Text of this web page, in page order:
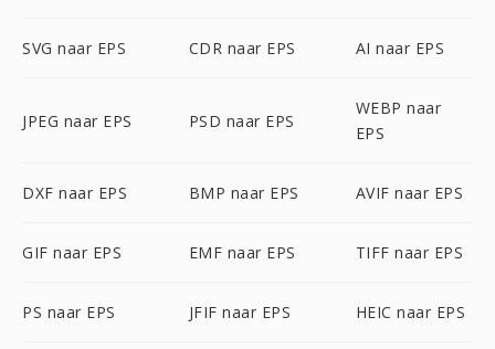
SVG naar EPS CDR naar EPS AI naar EPS
JPEG naar EPS PSD naar EPS
WEBP naar
EPS
DXF naar EPS BMP naar EPS AVIF naar EPS
GIF naar EPS EMF naar EPS TIFF naar EPS
PS naar EPS JFIF naar EPS HEIC naar EPS